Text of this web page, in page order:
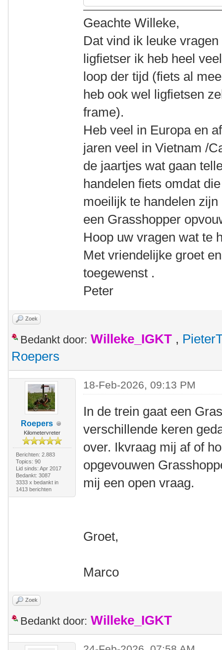
Geachte Willeke,
Dat vind ik leuke
ligfietser ik heb heel
loop der tijd (fiets al
heb ook wel ligfietsen
frame).
Heb veel in Europa en
jaren veel in Vietnam /
de jaartjes wat gaan
handelen fiets omdat
moeilijk te handelen
een Grasshopper
Hoop uw vragen wat te
Met vriendelijke groet
toegewenst .
Peter
Zoek
Bedankt door: Willeke_IGKT ,
Roepers
Roepers
Kilometervreter
Berichten: 2.883
Topics: 90
Lid sinds: Apr 2017
Bedankt: 3087
3333 x bedankt in
1413 berichten
18-Feb-2026, 09:13 PM
In de trein gaat een
verschillende keren
over. Ikvraag mij af of
opgevouwen
mij een open vraag.
Groet,
Marco
Zoek
Bedankt door: Willeke_IGKT